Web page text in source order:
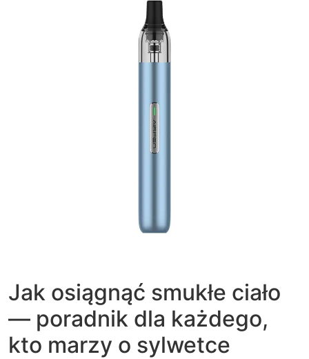
Jak osiągnąć smukłe ciało
— poradnik dla każdego,
kto marzy o sylwetce